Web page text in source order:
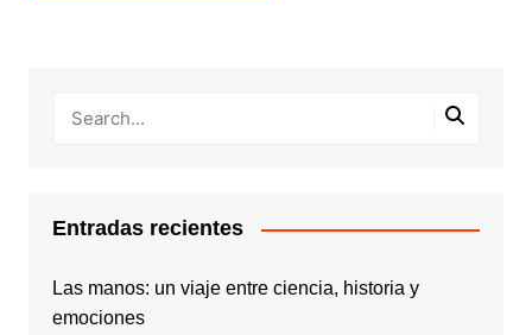
Entradas recientes
Las manos: un viaje entre ciencia, historia y
emociones